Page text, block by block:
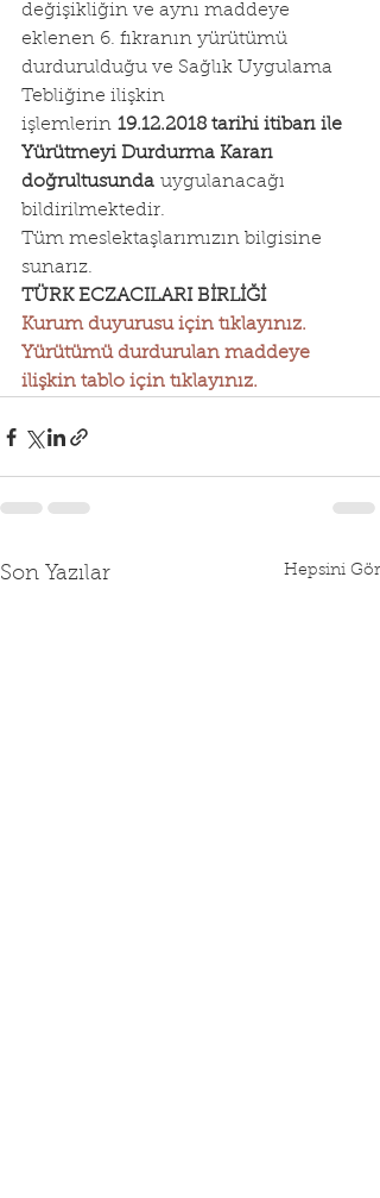
değişikliğin ve aynı maddeye
eklenen 6. fıkranın yürütümü
durdurulduğu ve Sağlık Uygulama
Tebliğine ilişkin
işlemlerin 19.12.2018 tarihi itibarı ile
Yürütmeyi Durdurma Kararı
doğrultusunda uygulanacağı
bildirilmektedir.
Tüm meslektaşlarımızın bilgisine
sunarız.
TÜRK ECZACILARI BİRLİĞİ
Kurum duyurusu için tıklayınız.
Yürütümü durdurulan maddeye
ilişkin tablo için tıklayınız.
Son Yazılar Hepsini Gör